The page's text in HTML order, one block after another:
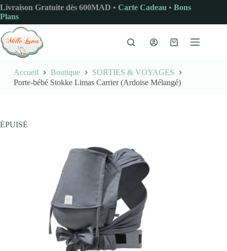
Passer
au
contenu
Livraison Gratuite dès 600MAD • Carte Cadeau • Bons
Plans
Panier
Accueil Boutique
SORTIES & VOYAGES
Porte-bébé Stokke Limas Carrier (Ardoise Mélangé)
ÉPUISÉ